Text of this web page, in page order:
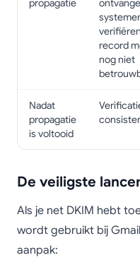
propagatie
record
nog niet
Nadat
propagatie
is voltooid
De veiligste
Als je net DKIM hebt
wordt gebruikt bij
aanpak: